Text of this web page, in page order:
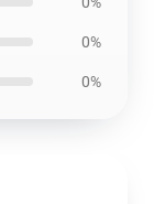
0%
0%